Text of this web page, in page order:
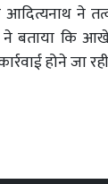
आदित्यनाथ ने
ने बताया कि
होने जा